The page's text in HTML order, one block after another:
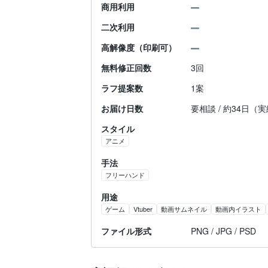
商用利用
二次利用
高解像度（印刷可）
無料修正回数
3回
ラフ提案数
1案
お届け日数
要相談 / 約34日（実
スタイル
アニメ
手法
フリーハンド
用途
ゲーム Vtuber 動画サムネイル 動画内イラスト
ファイル形式 PNG / JPG / PSD